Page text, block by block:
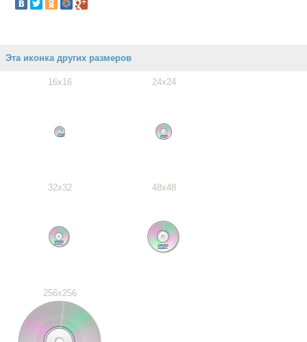
Эта иконка других размеров
16x16 24x24
32x32 48x48
256x256